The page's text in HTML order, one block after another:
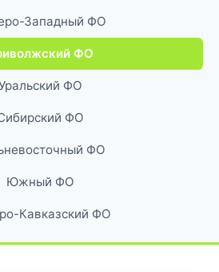
Западный ФО
ФО
ФО
ФО
ФО
Южный ФО
Кавказский ФО